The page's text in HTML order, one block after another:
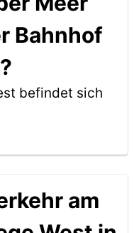
Bahnhof
befindet sich
am